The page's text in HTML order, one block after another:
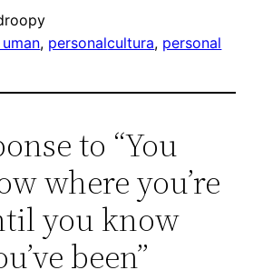
, personalcultura, personal
to “You
where you’re
you know
been”